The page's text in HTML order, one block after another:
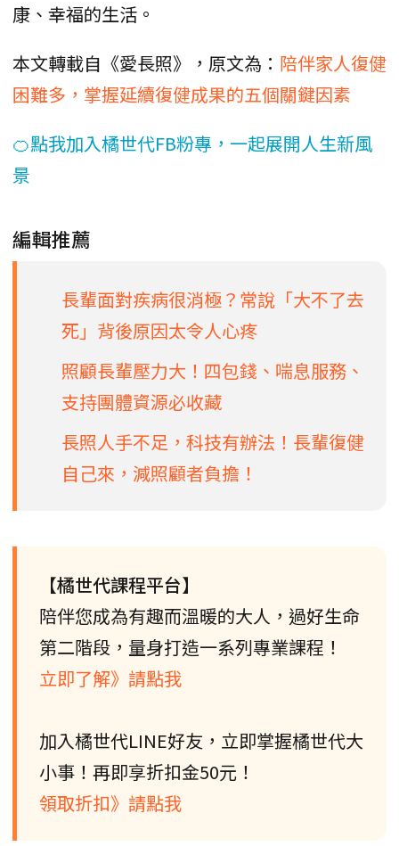
康、幸福的生活。
本文轉載自《愛長照》，原文為： 陪伴家人復健
困難多，掌握延續復健成果的五個關鍵因素
🍊點我加入橘世代FB粉專，一起展開人生新風
景
編輯推薦
長輩面對疾病很消極？常說「大不了去
死」背後原因太令人心疼
照顧長輩壓力大！四包錢、喘息服務、
支持團體資源必收藏
長照人手不足，科技有辦法！長輩復健
自己來，減照顧者負擔！
【橘世代課程平台】
陪伴您成為有趣而溫暖的大人，過好生命
第二階段，量身打造一系列專業課程！
立即了解》請點我
加入橘世代LINE好友，立即掌握橘世代大
小事！再即享折扣金50元！
領取折扣》請點我